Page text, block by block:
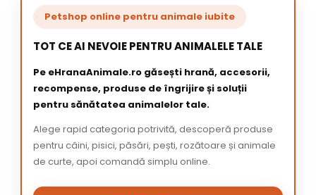
Petshop online pentru animale iubite
TOT CE AI NEVOIE PENTRU ANIMALELE TALE
Pe eHranaAnimale.ro găsești hrană, accesorii,
recompense, produse de îngrijire și soluții
pentru sănătatea animalelor tale.
Alege rapid categoria potrivită, descoperă produse
pentru câini, pisici, păsări, pești, rozătoare și animale
de curte, apoi comandă simplu online.